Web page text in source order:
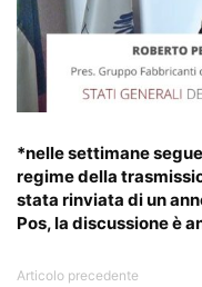
*nelle settimane
regime della
stata rinviata di un
Pos, la discussione è
Articolo precedente